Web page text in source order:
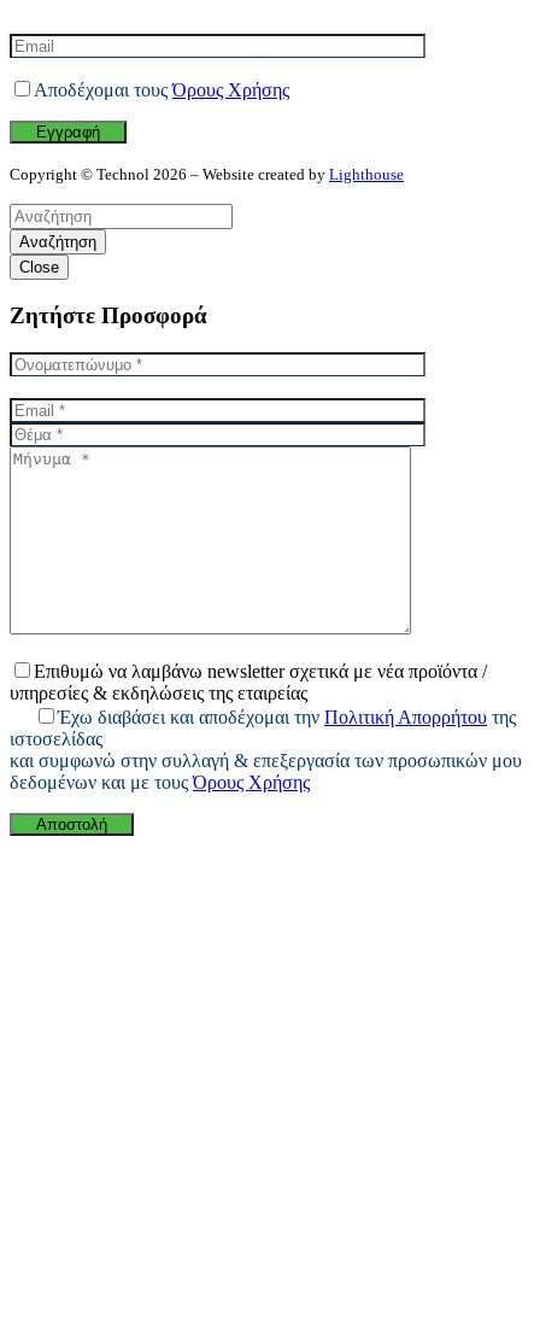
Αποδέχομαι τουςΌρους Χρήσης
Copyright © Technol 2026 – Website created by Lighthouse
Αναζήτηση
Close
Ζητήστε Προσφορά
Επιθυμώ να λαμβάνω newsletter σχετικά με νέα προϊόντα /
υπηρεσίες & εκδηλώσεις της εταιρείας
Έχω διαβάσει και αποδέχομαι την Πολιτική Απορρήτου της
ιστοσελίδας
και συμφωνώ στην συλλαγή & επεξεργασία των προσωπικών μου
δεδομένων και με τουςΌρους Χρήσης